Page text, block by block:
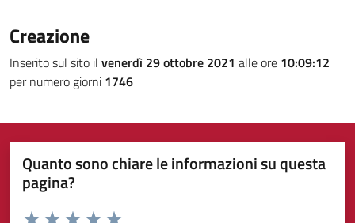
Creazione
Inserito sul sito il venerdì 29 ottobre 2021 alle ore 10:09:12
per numero giorni 1746
Quanto sono chiare le informazioni su questa
pagina?
Valuta da 1 a 5 stelle la pagina